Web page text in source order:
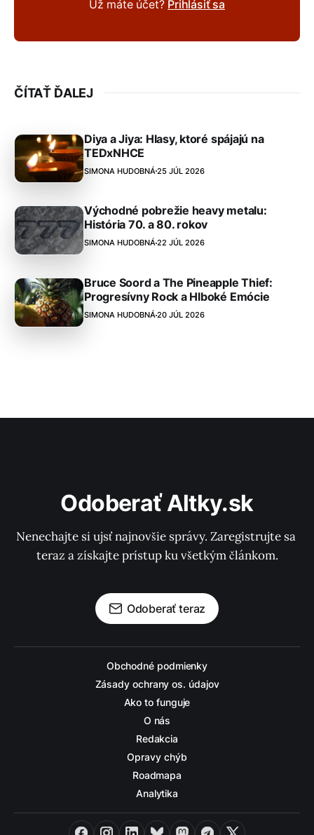
Už máte účet? Prihlásiť sa
ČÍTAŤ ĎALEJ
Diya a Jiya: Hlasy, ktoré spájajú na
TEDxNHCE
SIMONA HUDOBNÁ25 JÚL 2026
Východné pobrežie heavy metalu:
História 70. a 80. rokov
SIMONA HUDOBNÁ22 JÚL 2026
Bruce Soord a The Pineapple Thief:
Progresívny Rock a Hlboké Emócie
SIMONA HUDOBNÁ20 JÚL 2026
Odoberať Altky.sk
Nenechajte si ujsť najnovšie správy. Zaregistrujte sa
teraz a získajte prístup ku všetkým článkom.
Odoberať teraz
Obchodné podmienky
Zásady ochrany os. údajov
Ako to funguje
O nás
Redakcia
Opravy chýb
Roadmapa
Analytika